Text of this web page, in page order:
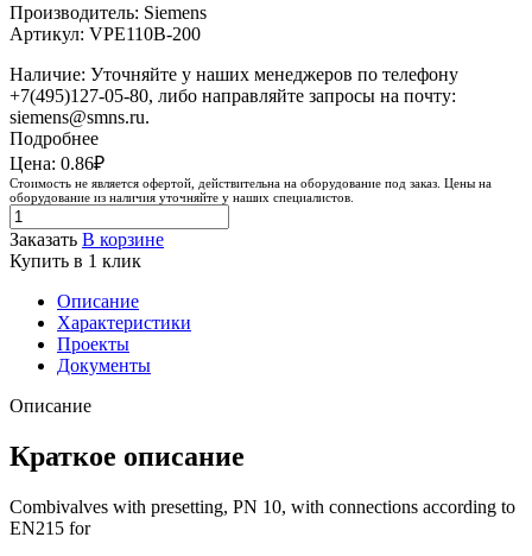
Производитель: Siemens
Артикул: VPE110B-200
Наличие: Уточняйте у наших менеджеров по телефону
+7(495)127-05-80, либо направляйте запросы на почту:
siemens@smns.ru.
Подробнее
Цена: 0.86₽
Стоимость не является офертой, действительна на оборудование под заказ. Цены на
оборудование из наличия уточняйте у наших специалистов.
Заказать В корзине
Купить в 1 клик
Описание
Характеристики
Проекты
Документы
Описание
Краткое описание
Combivalves with presetting, PN 10, with connections according to
EN215 for